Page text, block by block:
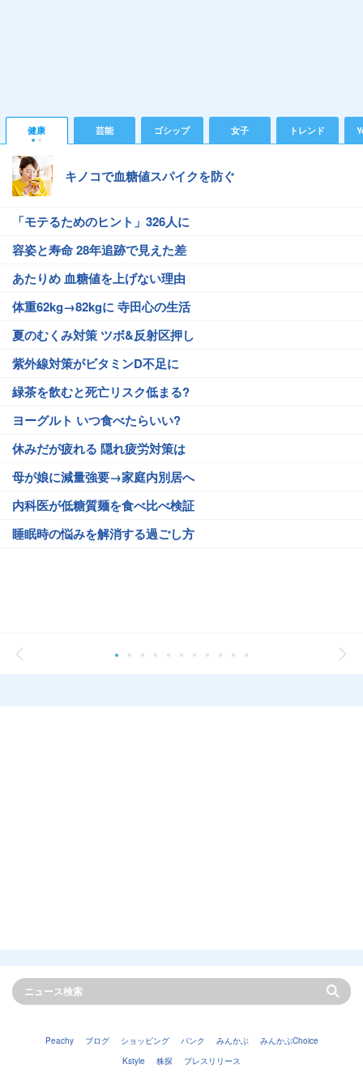
健康 芸能 ゴシップ 女子 トレンド
キノコで血糖値スパイクを防ぐ
「モテるためのヒント」326人に
容姿と寿命 28年追跡で見えた差
あたりめ 血糖値を上げない理由
体重62kg→82kgに 寺田心の生活
夏のむくみ対策 ツボ&反射区押し
紫外線対策がビタミンD不足に
緑茶を飲むと死亡リスク低まる?
ヨーグルト いつ食べたらいい?
休みだが疲れる 隠れ疲労対策は
母が娘に減量強要→家庭内別居へ
内科医が低糖質麺を食べ比べ検証
睡眠時の悩みを解消する過ごし方
Peachy ブログ ショッピング バンク みんかぶ
みんかぶChoice
Kstyle
株探 プレスリリース